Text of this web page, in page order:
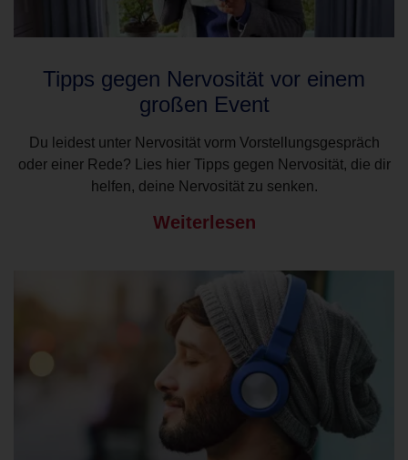
Tipps gegen Nervosität vor einem
großen Event
Du leidest unter Nervosität vorm Vorstellungsgespräch
oder einer Rede? Lies hier Tipps gegen Nervosität, die dir
helfen, deine Nervosität zu senken.
Weiterlesen